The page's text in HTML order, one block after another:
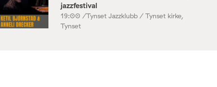
jazzfestival
19:00 /Tynset Jazzklubb / Tynset kirke,
Tynset